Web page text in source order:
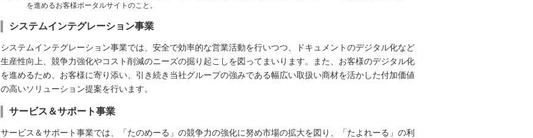
を進めるお客様ポータルサイトのこと。
システムインテグレーション事業
システムインテグレーション事業では、安全で効率的な営業活動を行いつつ、ドキュメントのデジタル化など
生産性向上、競争力強化やコスト削減のニーズの掘り起こしを図ってまいります。また、お客様のデジタル化
を進めるため、お客様に寄り添い、引き続き当社グループの強みである幅広い取扱い商材を活かした付加価値
の高いソリューション提案を行います。
サービス＆サポート事業
サービス＆サポート事業では、「たのめーる」の競争力の強化に努め市場の拡大を図り、「たよれーる」の利